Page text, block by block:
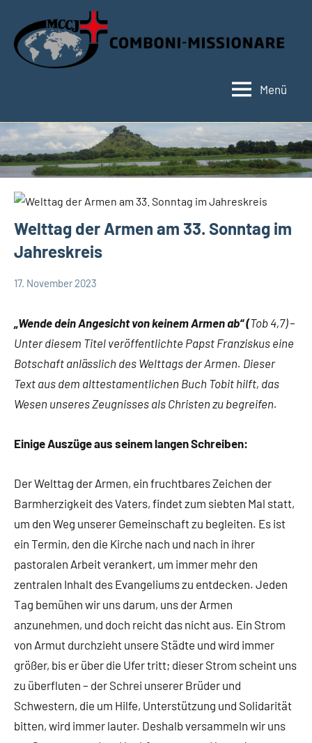
Inhalt
springen
Menü
Welttag der Armen am 33. Sonntag im
Jahreskreis
17. November 2023
„Wende dein Angesicht von keinem Armen ab“ (Tob 4,7) –
Unter diesem Titel veröffentlichte Papst Franziskus eine
Botschaft anlässlich des Welttags der Armen. Dieser
Text aus dem alttestamentlichen Buch Tobit hilft, das
Wesen unseres Zeugnisses als Christen zu begreifen.
Einige Auszüge aus seinem langen Schreiben:
Der Welttag der Armen, ein fruchtbares Zeichen der
Barmherzigkeit des Vaters, findet zum siebten Mal statt,
um den Weg unserer Gemeinschaft zu begleiten. Es ist
ein Termin, den die Kirche nach und nach in ihrer
pastoralen Arbeit verankert, um immer mehr den
zentralen Inhalt des Evangeliums zu entdecken. Jeden
Tag bemühen wir uns darum, uns der Armen
anzunehmen, und doch reicht das nicht aus. Ein Strom
von Armut durchzieht unsere Städte und wird immer
größer, bis er über die Ufer tritt; dieser Strom scheint uns
zu überfluten – der Schrei unserer Brüder und
Schwestern, die um Hilfe, Unterstützung und Solidarität
bitten, wird immer lauter. Deshalb versammeln wir uns